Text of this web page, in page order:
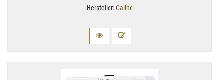
Hersteller:Caline